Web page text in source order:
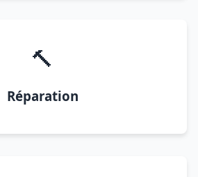
🔨
Réparation